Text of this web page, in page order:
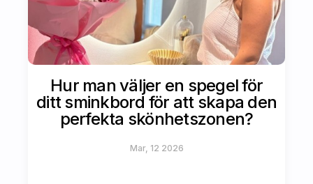
Hur man väljer en spegel för
ditt sminkbord för att skapa den
perfekta skönhetszonen?
Mar, 12 2026